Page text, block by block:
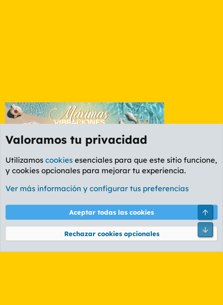
Foro General
Cookies
PL OLDSTYLE AMARILLO
Términos y reglas Política de privacidad Ayuda
Community platform by XenForo® © 2010-2026 XenForo Ltd.
Valoramos tu privacidad
Utilizamos cookies esenciales para que este sitio funcione,
y cookies opcionales para mejorar tu experiencia.
Ver más información y configurar tus preferencias
Aceptar todas las cookies
Rechazar cookies opcionales
Pie